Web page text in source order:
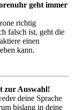
geht immer
richtig
falsch ist, geht die
einen
kann.
zur Auswahl!
deine Sprache
bislang in deine